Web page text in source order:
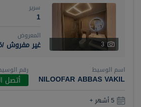
3
سرير
1
المعروض
غير مفروش /
اسم الوسيط
NILOOFAR ABBAS VAKIL
رقم
أتصل
5 أشهر +